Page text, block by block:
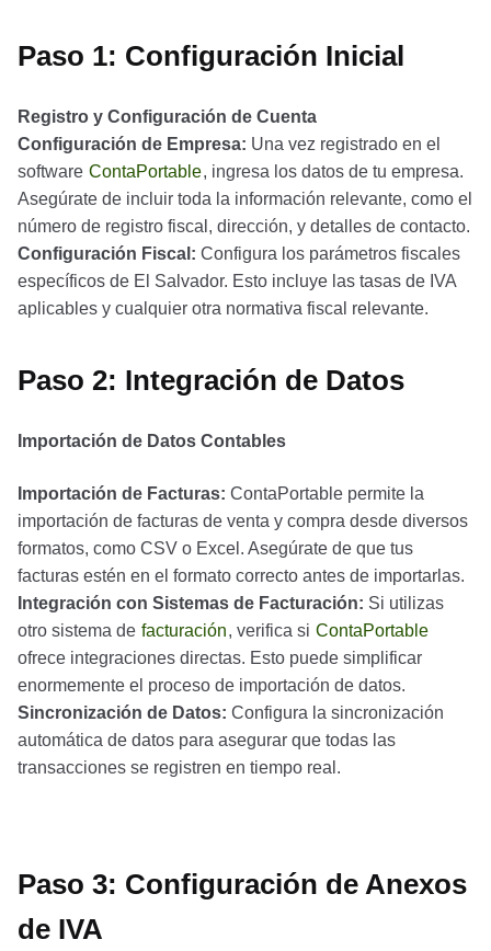
Paso 1: Configuración Inicial
Registro y Configuración de Cuenta
Configuración de Empresa: Una vez registrado en el
software ContaPortable, ingresa los datos de tu empresa.
Asegúrate de incluir toda la información relevante, como el
número de registro fiscal, dirección, y detalles de contacto.
Configuración Fiscal: Configura los parámetros fiscales
específicos de El Salvador. Esto incluye las tasas de IVA
aplicables y cualquier otra normativa fiscal relevante.
Paso 2: Integración de Datos
Importación de Datos Contables
Importación de Facturas: ContaPortable permite la
importación de facturas de venta y compra desde diversos
formatos, como CSV o Excel. Asegúrate de que tus
facturas estén en el formato correcto antes de importarlas.
Integración con Sistemas de Facturación: Si utilizas
otro sistema de facturación, verifica si ContaPortable
ofrece integraciones directas. Esto puede simplificar
enormemente el proceso de importación de datos.
Sincronización de Datos: Configura la sincronización
automática de datos para asegurar que todas las
transacciones se registren en tiempo real.
Paso 3: Configuración de Anexos
de IVA